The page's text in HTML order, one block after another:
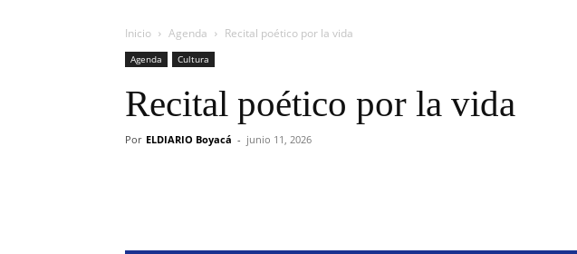
Inicio Agenda Recital poético por la vida
Agenda Cultura
Recital poético por la vida
Por ELDIARIO Boyacá - junio 11, 2026